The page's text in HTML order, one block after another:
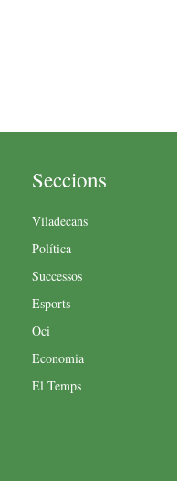
Seccions
Viladecans
Política
Successos
Esports
Oci
Economia
El Temps